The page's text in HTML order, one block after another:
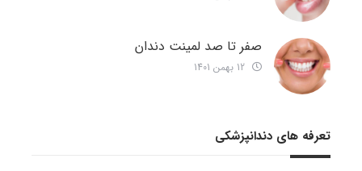
صفر تا صد لمینت دندان
تعرفه های دندانپزشکی